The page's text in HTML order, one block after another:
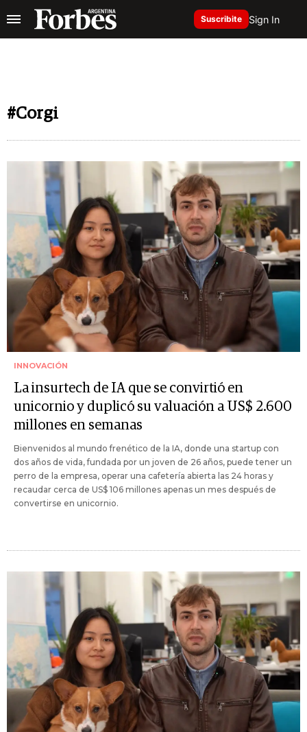
Suscribite Sign In
#Corgi
INNOVACIÓN
La insurtech de IA que se convirtió en
unicornio y duplicó su valuación a US$ 2.600
millones en semanas
Bienvenidos al mundo frenético de la IA, donde una startup con
dos años de vida, fundada por un joven de 26 años, puede tener un
perro de la empresa, operar una cafetería abierta las 24 horas y
recaudar cerca de US$ 106 millones apenas un mes después de
convertirse en unicornio.